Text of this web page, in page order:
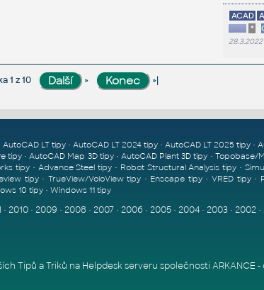
ACAD
*
28.3.2022
1 z 10 » »|
AutoCAD LT tipy •AutoCAD LT 2024 tipy •AutoCAD LT 2025 tipy •
tipy•AutoCAD Map 3D tipy• AutoCAD Plant 3D tipy • Topobase/
tipy • Advance Steel tipy • Robot Structural Analysis tipy •
tipy• TrueView/VoloView tipy • Enscape tipy•VRED tipy•
10 tipy• Windows 11 tipy
• 2010• 2009 • 2008 • 2007• 2006• 2005• 2004• 2003• 2002•
Tipů a Triků na Helpdesk serveru společnosti ARKANCE